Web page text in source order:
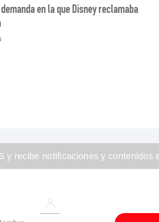
en la que Disney reclamaba
y recibe notificaciones y contenidos